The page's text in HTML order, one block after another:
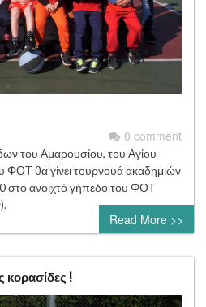
0 comment
του Αμαρουσίου, του Αγίου
ΦΟΤ θα γίνει τουρνουά ακαδημιών
στο ανοιχτό γήπεδο του ΦΟΤ
Read More >>
κορασίδες !